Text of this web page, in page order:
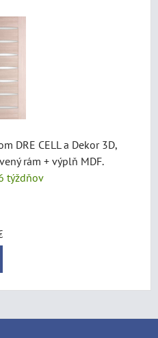
DRE CELL a Dekor 3D,
rám + výplň MDF.
týždňov